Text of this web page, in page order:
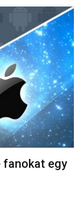
fanokat egy